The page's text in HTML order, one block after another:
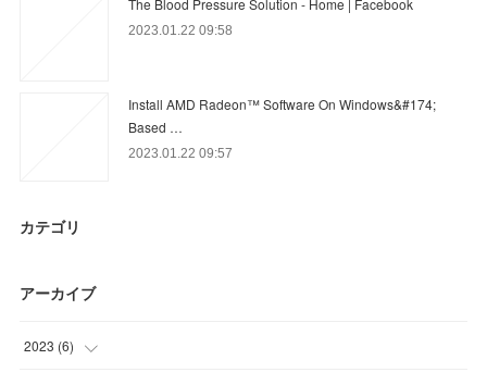
The Blood Pressure Solution - Home | Facebook
2023.01.22 09:58
Install AMD Radeon™ Software On Windows&#174;
Based …
2023.01.22 09:57
カテゴリ
アーカイブ
2023 (6)